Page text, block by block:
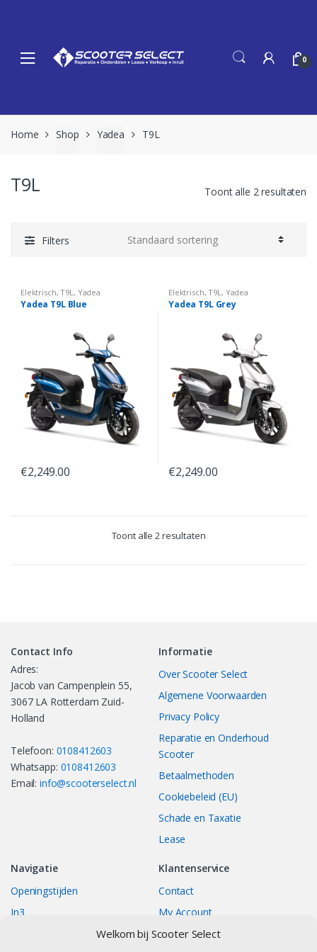
Welkom bij Scooter Select
0
Home Shop Yadea T9L
T9L Toont alle 2 resultaten
Filters
Elektrisch,T9L , Yadea
Yadea T9L Blue
€2,249.00
Elektrisch,T9L , Yadea
Yadea T9L Grey
€2,249.00
Toont alle 2 resultaten
Contact Info
Adres:
Jacob van Campenplein 55,
3067 LA Rotterdam Zuid-
Holland
Telefoon: 0108412603
Whatsapp: 0108412603
Email:info@scooterselect.nl
Informatie
Over Scooter Select
Algemene Voorwaarden
Privacy Policy
Reparatie en Onderhoud
Scooter
Betaalmethoden
Cookiebeleid (EU)
Schade en Taxatie
Lease
Navigatie
Openingstijden
In3
Klantenservice
Contact
My Account
Track your Order